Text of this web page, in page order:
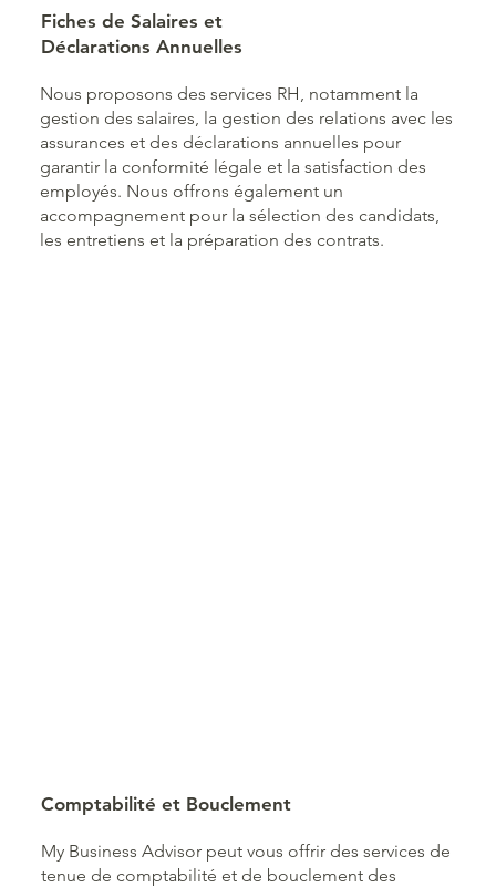
Nous proposons des services RH, notamment la
gestion des salaires, la gestion des relations avec les
assurances et des déclarations annuelles pour
garantir la conformité légale et la satisfaction des
employés. Nous offrons également un
accompagnement pour la sélection des candidats,
les entretiens et la préparation des contrats.
Fiches de Salaires et
Déclarations Annuelles
Comptabilité et Bouclement
My Business Advisor peut vous offrir des services de
tenue de comptabilité et de bouclement des